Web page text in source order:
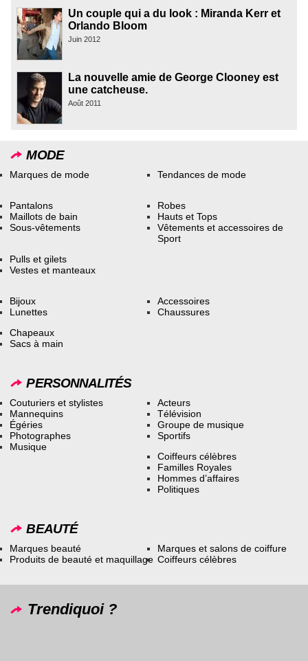
Un couple qui a du look : Miranda Kerr et
Orlando Bloom
Juin 2012
La nouvelle amie de George Clooney est
une catcheuse.
Août 2011
MODE
Marques de mode Tendances de mode
Pantalons
Maillots de bain
Sous-vêtements
Robes
Hauts et Tops
Vêtements et accessoires de
Sport
Pulls et gilets
Vestes et manteaux
Bijoux
Lunettes
Accessoires
Chaussures
Chapeaux
Sacs à main
PERSONNALITÉS
Couturiers et stylistes
Mannequins
Égéries
Photographes
Musique
Acteurs
Télévision
Groupe de musique
Sportifs
Coiffeurs célèbres
Familles Royales
Hommes d’affaires
Politiques
BEAUTÉ
Marques beauté
Produits de beauté et maquillage
Marques et salons de coiffure
Coiffeurs célèbres
Trendiquoi ?